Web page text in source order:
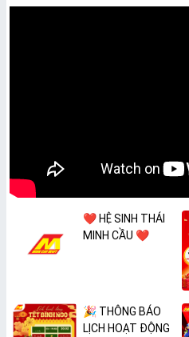
❤️ HỆ SINH THÁI
MINH CẦU ❤️
🎉 THÔNG BÁO
LỊCH HOẠT ĐỘNG